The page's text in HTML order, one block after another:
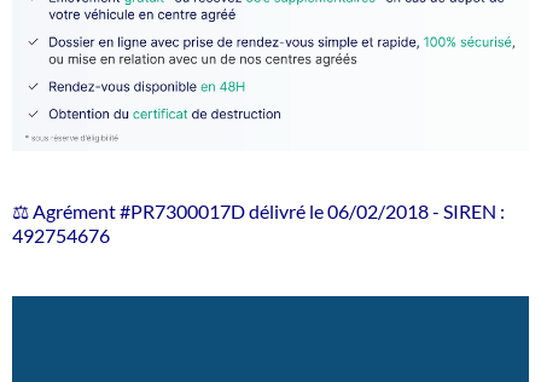
⚖️ Agrément #PR7300017D délivré le 06/02/2018 - SIREN :
492754676